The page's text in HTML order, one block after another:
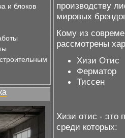
и блоков
производству
мировых
Кому из
рассмотрены
Хизи Отис
Ферматор
Тиссен
Хизи отис - это
среди которых: